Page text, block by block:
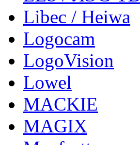
Libec / Heiwa
Logocam
LogoVision
Lowel
MACKIE
MAGIX